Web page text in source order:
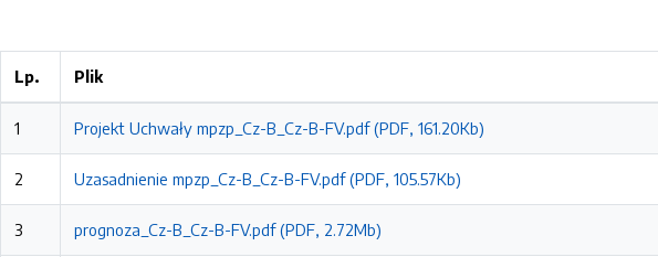
Lp. Plik
1 Projekt Uchwały mpzp_Cz-B_Cz-B-FV.pdf (PDF, 161.20Kb)
2 Uzasadnienie mpzp_Cz-B_Cz-B-FV.pdf (PDF, 105.57Kb)
3 prognoza_Cz-B_Cz-B-FV.pdf (PDF, 2.72Mb)